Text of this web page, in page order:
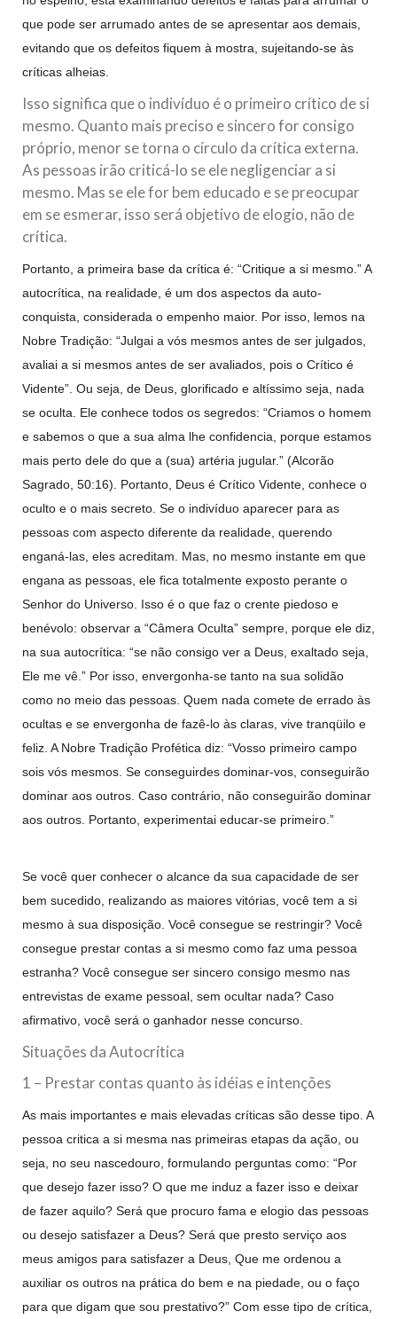
que pode ser arrumado antes de se apresentar aos demais,
evitando que os defeitos fiquem à mostra, sujeitando-se às
críticas alheias.
Isso significa que o indivíduo é o primeiro crítico de si
mesmo. Quanto mais preciso e sincero for consigo
próprio, menor se torna o círculo da crítica externa.
As pessoas irão criticá-lo se ele negligenciar a si
mesmo. Mas se ele for bem educado e se preocupar
em se esmerar, isso será objetivo de elogio, não de
crítica.
Portanto, a primeira base da crítica é: “Critique a si mesmo.” A
autocrítica, na realidade, é um dos aspectos da auto-
conquista, considerada o empenho maior. Por isso, lemos na
Nobre Tradição: “Julgai a vós mesmos antes de ser julgados,
avaliai a si mesmos antes de ser avaliados, pois o Crítico é
Vidente”. Ou seja, de Deus, glorificado e altíssimo seja, nada
se oculta. Ele conhece todos os segredos: “Criamos o homem
e sabemos o que a sua alma lhe confidencia, porque estamos
mais perto dele do que a (sua) artéria jugular.” (Alcorão
Sagrado, 50:16). Portanto, Deus é Crítico Vidente, conhece o
oculto e o mais secreto. Se o indivíduo aparecer para as
pessoas com aspecto diferente da realidade, querendo
enganá-las, eles acreditam. Mas, no mesmo instante em que
engana as pessoas, ele fica totalmente exposto perante o
Senhor do Universo. Isso é o que faz o crente piedoso e
benévolo: observar a “Câmera Oculta” sempre, porque ele diz,
na sua autocrítica: “se não consigo ver a Deus, exaltado seja,
Ele me vê.” Por isso, envergonha-se tanto na sua solidão
como no meio das pessoas. Quem nada comete de errado às
ocultas e se envergonha de fazê-lo às claras, vive tranqüilo e
feliz. A Nobre Tradição Profética diz: “Vosso primeiro campo
sois vós mesmos. Se conseguirdes dominar-vos, conseguirão
dominar aos outros. Caso contrário, não conseguirão dominar
aos outros. Portanto, experimentai educar-se primeiro.”
Se você quer conhecer o alcance da sua capacidade de ser
bem sucedido, realizando as maiores vitórias, você tem a si
mesmo à sua disposição. Você consegue se restringir? Você
consegue prestar contas a si mesmo como faz uma pessoa
estranha? Você consegue ser sincero consigo mesmo nas
entrevistas de exame pessoal, sem ocultar nada? Caso
afirmativo, você será o ganhador nesse concurso.
Situações da Autocrítica
1 – Prestar contas quanto às idéias e intenções
As mais importantes e mais elevadas críticas são desse tipo. A
pessoa critica a si mesma nas primeiras etapas da ação, ou
seja, no seu nascedouro, formulando perguntas como: “Por
que desejo fazer isso? O que me induz a fazer isso e deixar
de fazer aquilo? Será que procuro fama e elogio das pessoas
ou desejo satisfazer a Deus? Será que presto serviço aos
meus amigos para satisfazer a Deus, Que me ordenou a
auxiliar os outros na prática do bem e na piedade, ou o faço
para que digam que sou prestativo?” Com esse tipo de crítica,